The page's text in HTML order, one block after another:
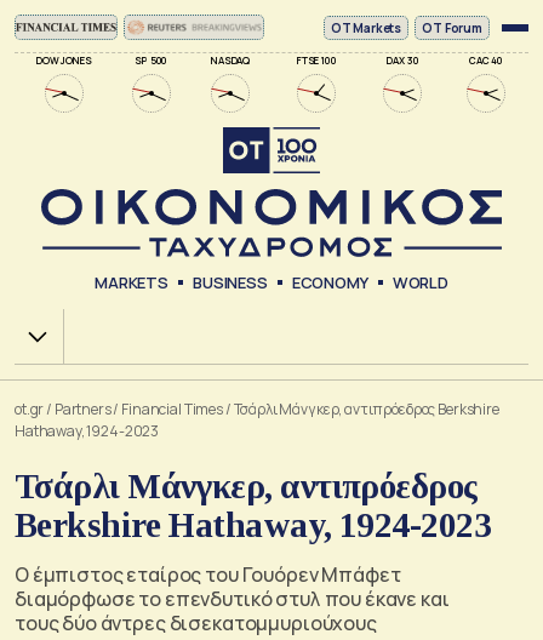
DOW JONES SP 500 NASDAQ FTSE 100 DAX 30 CAC 40
ΟΤ Markets OT Forum
MARKETS BUSINESS ECONOMY WORLD
Χ.Α.
ot.gr/ Partners/ Financial Times/Τσάρλι Μάνγκερ, αντιπρόεδρος Berkshire
Hathaway, 1924-2023
Τσάρλι Μάνγκερ, αντιπρόεδρος
Berkshire Hathaway, 1924-2023
Ο έμπιστος εταίρος του Γουόρεν Μπάφετ
διαμόρφωσε το επενδυτικό στυλ που έκανε και
τους δύο άντρες δισεκατομμυριούχους